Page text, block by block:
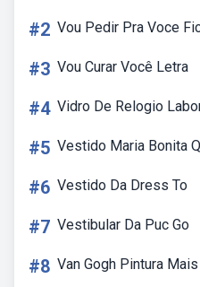
#2 Vou Pedir Pra Voce
#3 Vou Curar Você Letra
#4 Vidro De Relogio
#5 Vestido Maria Bonita
#6 Vestido Da Dress To
#7 Vestibular Da Puc Go
#8 Van Gogh Pintura